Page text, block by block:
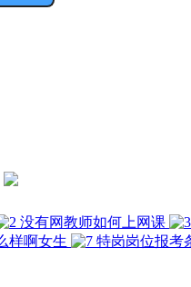
没有网教师如何上网课
样啊女生 特岗岗位报考